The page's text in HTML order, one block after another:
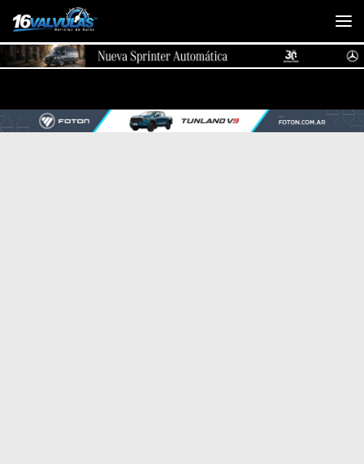
Saltar al contenido